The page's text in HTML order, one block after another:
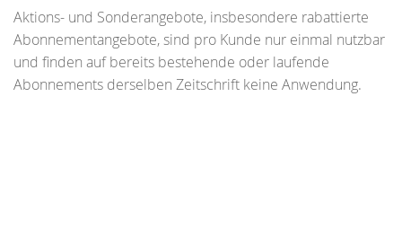
Aktions- und Sonderangebote, insbesondere rabattierte
Abonnementangebote, sind pro Kunde nur einmal nutzbar
und finden auf bereits bestehende oder laufende
Abonnements derselben Zeitschrift keine Anwendung.